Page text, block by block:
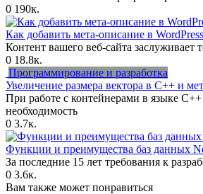
0 190к.
Как добавить мета-описание в
Контент вашего веб-сайта заслуживает
0 18.8к.
Программирование и разработка
Увеличение размера вектора в C++ и
При работе с контейнерами в языке C++
необходимость
0 3.7к.
Функции и преимущества баз данных
За последние 15 лет требования к
0 3.6к.
Вам также может понравиться